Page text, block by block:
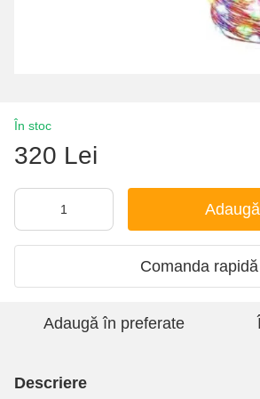
În stoc
320 Lei
Comanda rapidă
Adaugă în preferate
Descriere